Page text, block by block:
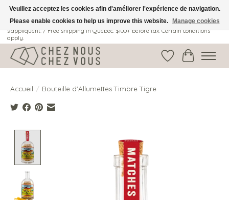
Livraison gratuite au Québec: 100$ + avant taxes. Certaines conditions
s'appliquent. / Free shipping in Quebec: $100+ before tax. Certain conditions
apply.
Liste dePanier
Accueil / Bouteille d'Allumettes Timbre Tigre
Veuillez acceptez les cookies afin d'améliorer l'expérience de navigation.
Please enable cookies to help us improve this website.
Manage cookies